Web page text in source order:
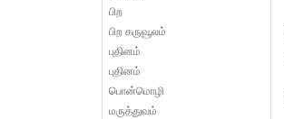
பிற
பிற கருவூலம்
புதினம்
புதினம்
பொன்மொழி
மருத்துவம்